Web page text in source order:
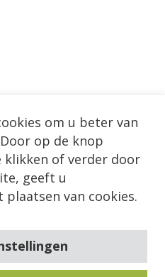
om u beter van
op de knop
klikken of verder door
geeft u
van cookies.